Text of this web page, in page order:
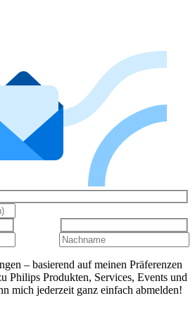
– basierend auf meinen Präferenzen
Philips Produkten, Services, Events und
mich jederzeit ganz einfach abmelden!